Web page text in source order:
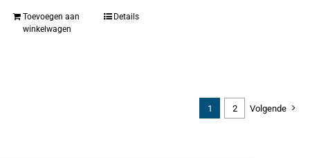
Toevoegen aan
winkelwagen
Details
1 2 Volgende